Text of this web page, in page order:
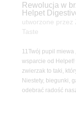
Rewolucja w
Helpet
utworzone przez
Taste
11Twój pupil miewa
wsparcie od
zwierzak to taki,
Niestety, biegunki,
odebrać radość